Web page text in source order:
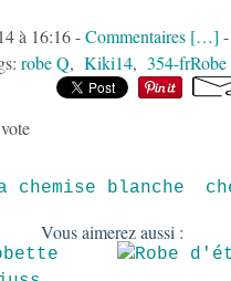
à 16:16 -Commentaires […]
robe Q, Kiki14, 354-frRobe
blanche
Vous aimerez aussi :